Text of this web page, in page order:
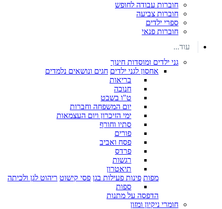
חוברות עבודה לחופש
חוברות צביעה
ספרי ילדים
חוברות פנאי
עוד...
גני ילדים ומוסדות חינוך
אחסון לגני ילדים חגים ונושאים נלמדים
בריאות
חנוכה
ט"ו בשבט
יום המשפחה וחברות
ימי הזיכרון ויום העצמאות
סתיו וחורף
פורים
פסח ואביב
פרדס
רגשות
תיאטרון
מפות פינות פעילות בגן פסי קישוט ריהוט לגן ולכיתה
ספות
הדפסה על מתנות
חומרי ניקיון ומזון